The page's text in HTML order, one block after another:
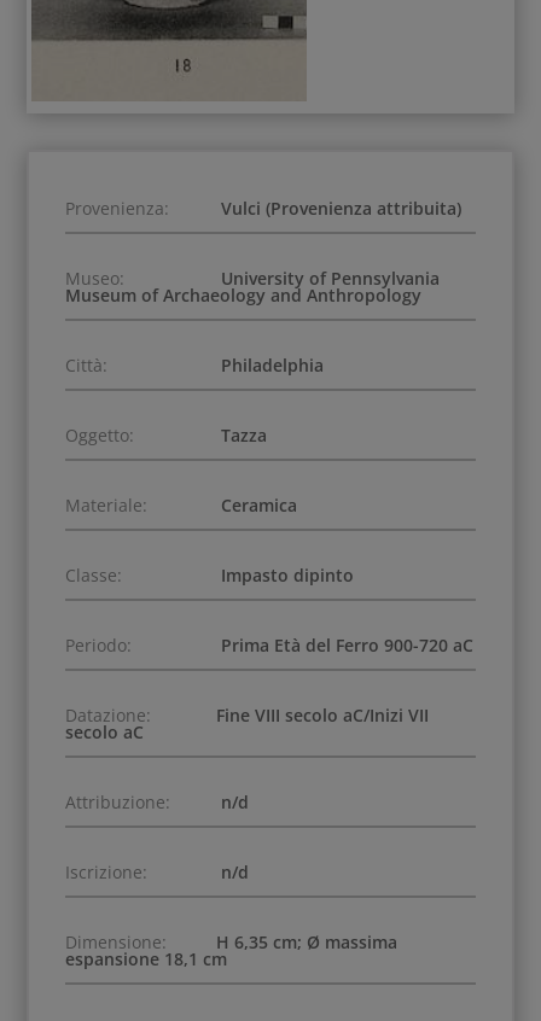
Provenienza: Vulci (Provenienza attribuita)
Museo: University of Pennsylvania
Museum of Archaeology and Anthropology
Città: Philadelphia
Oggetto: Tazza
Materiale: Ceramica
Classe: Impasto dipinto
Periodo: Prima Età del Ferro 900-720 aC
Datazione: Fine VIII secolo aC/Inizi VII
secolo aC
Attribuzione: n/d
Iscrizione: n/d
Dimensione: H 6,35 cm; Ø massima
espansione 18,1 cm